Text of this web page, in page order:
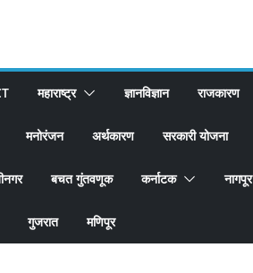
महाराष्ट्र ज्ञानविज्ञान राजकारण
मनोरंजन अर्थकारण सरकारी योजना
बचत गुंतवणूक कर्नाटक नागपूर
गुजरात मणिपूर